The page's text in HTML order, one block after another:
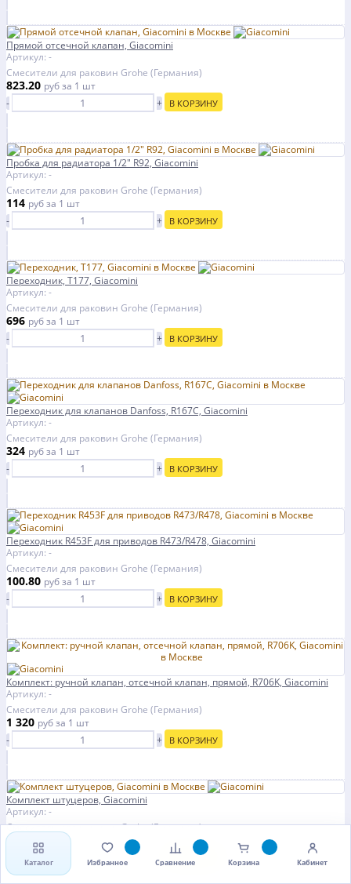
Прямой отсечной клапан, Giacomini
Артикул: -
Смесители для раковин Grohe (Германия)
823.20 рубза 1 шт
-
+ В КОРЗИНУ
Пробка для радиатора 1/2" R92, Giacomini
Артикул: -
Смесители для раковин Grohe (Германия)
114 рубза 1 шт
-
+ В КОРЗИНУ
Переходник, T177, Giacomini
Артикул: -
Смесители для раковин Grohe (Германия)
696 рубза 1 шт
-
+ В КОРЗИНУ
Переходник для клапанов Danfoss, R167C, Giacomini
Артикул: -
Смесители для раковин Grohe (Германия)
324 рубза 1 шт
-
+ В КОРЗИНУ
Переходник R453F для приводов R473/R478, Giacomini
Артикул: -
Смесители для раковин Grohe (Германия)
100.80 рубза 1 шт
-
+ В КОРЗИНУ
Комплект: ручной клапан, отсечной клапан, прямой, R706K, Giacomini
Артикул: -
Смесители для раковин Grohe (Германия)
1 320 рубза 1 шт
-
+ В КОРЗИНУ
Комплект штуцеров, Giacomini
Артикул: -
Смесители для раковин Grohe (Германия)
734.40
за 1 шт
+ В КОРЗИНУ
Каталог Избранное Сравнение Корзина Кабинет